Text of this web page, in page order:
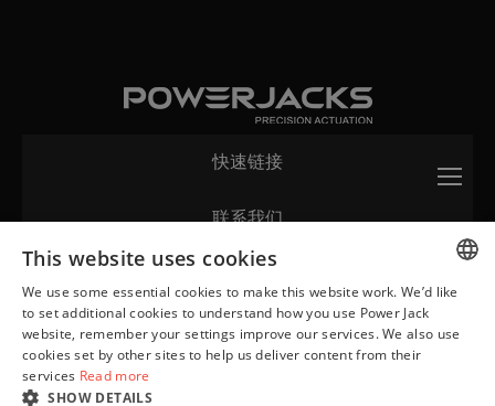
© 2026 Power Jacks Limited. 保留所有权利。 苏格兰注册号：103849。
快速链接
联系我们
ENGLISH
GERMAN
This website uses cookies
We use some essential cookies to make this website work. We’d like
to set additional cookies to understand how you use Power Jack
website, remember your settings improve our services. We also use
cookies set by other sites to help us deliver content from their
services Read more
SHOW DETAILS